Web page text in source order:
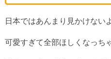
日本ではあんまり見かけない
可愛すぎて全部ほしくなっ